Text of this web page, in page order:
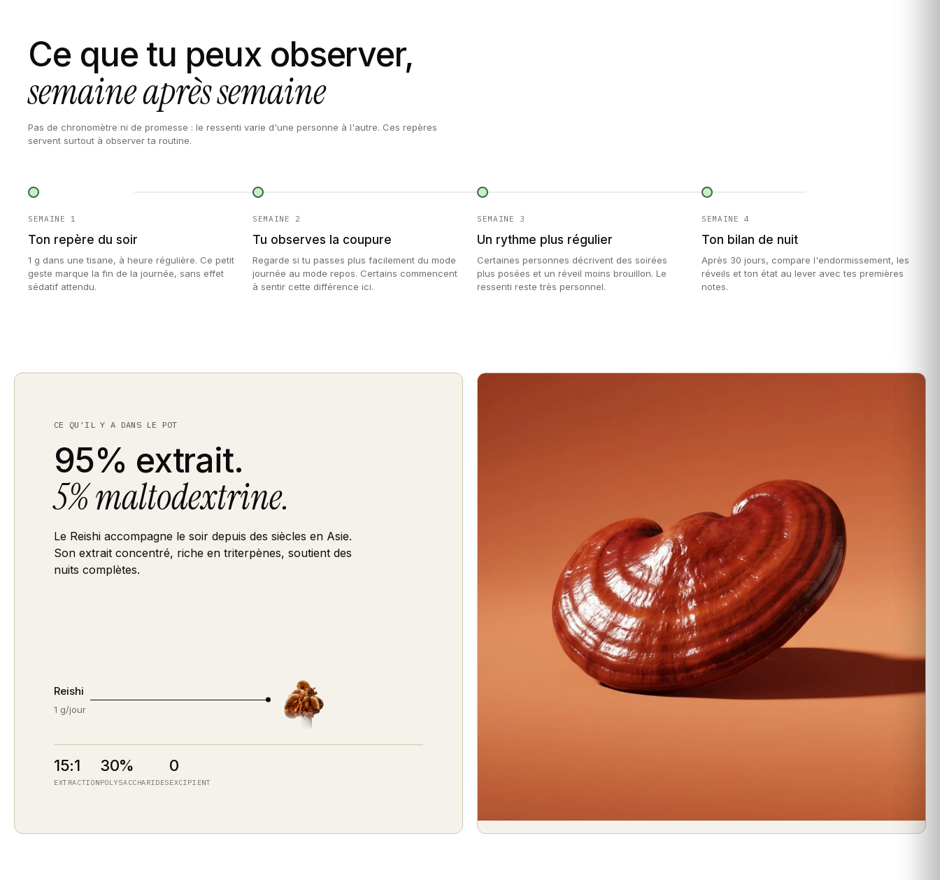
Ce que tu peux observer,
semaine après semaine
Pas de chronomètre ni de promesse : le ressenti varie d'une personne à l'autre. Ces repères
servent surtout à observer ta routine.
SEMAINE 1
Ton repère du soir
1 g dans une tisane, à heure régulière. Ce petit
geste marque la fin de la journée, sans effet
sédatif attendu.
SEMAINE 2
Tu observes la coupure
Regarde si tu passes plus facilement du mode
journée au mode repos. Certains commencent
à sentir cette différence ici.
SEMAINE 3
Un rythme plus régulier
Certaines personnes décrivent des soirées
plus posées et un réveil moins brouillon. Le
ressenti reste très personnel.
SEMAINE 4
Ton bilan de nuit
Après 30 jours, compare l'endormissement, les
réveils et ton état au lever avec tes premières
notes.
CE QU'IL Y A DANS LE POT
95% extrait.
5% maltodextrine.
Le Reishi accompagne le soir depuis des siècles en Asie.
Son extrait concentré, riche en triterpènes, soutient des
nuits complètes.
Reishi
1 g/jour
15:1
EXTRACTION
30%
POLYSACCHARIDES
0
EXCIPIENT